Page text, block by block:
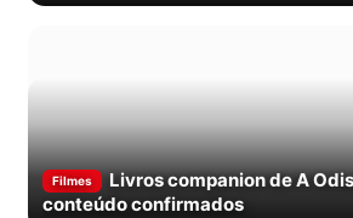
Filmes
Livros companion de A
conteúdo confirmados